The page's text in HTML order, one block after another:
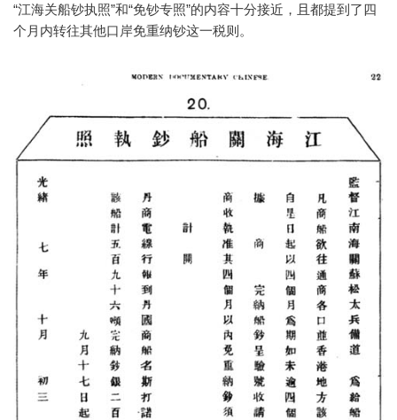
“江海关船钞执照”和“免钞专照”的内容十分接近，且都提到了四
个月内转往其他口岸免重纳钞这一税则。